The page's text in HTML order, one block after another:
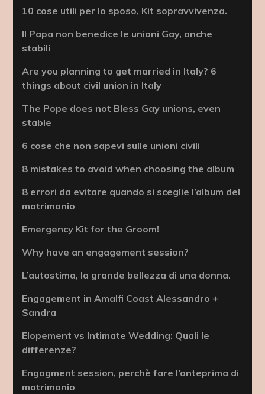
10 cose utili per lo sposo, Kit sopravvivenza.
Il Papa non benedice le unioni Gay, anche
stabili
Are you planning to get married in Italy? 6
things about civil union in Italy
The Pope does not Bless Gay unions, even
stable
6 cose che non sapevi sulle unioni civili
8 mistakes to avoid when choosing the album
8 errori da evitare quando si sceglie l’album del
matrimonio
Emergency Kit for the Groom!
Why have an engagement session?
L’autostima, la grande bellezza di una donna.
Engagement in Amalfi Coast Alessandro +
Sandra
Elopement vs Intimate Wedding: Quali le
differenze?
Engagment session, perchè fare l’anteprima di
matrimonio